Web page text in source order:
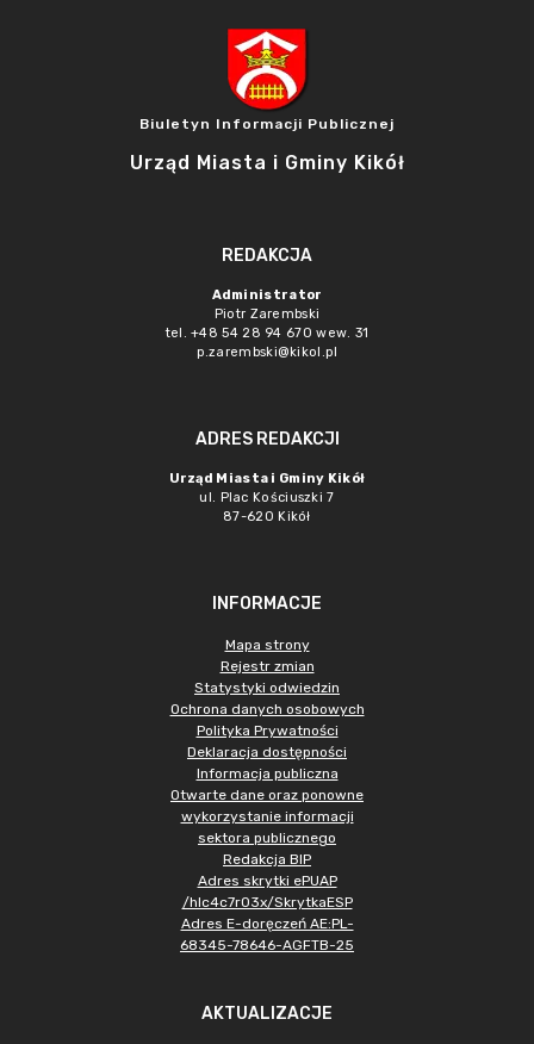
Biuletyn Informacji Publicznej
Urząd Miasta i Gminy Kikół
REDAKCJA
Administrator
Piotr Zarembski
tel. +48 54 28 94 670 wew. 31
p.zarembski@kikol.pl
ADRES REDAKCJI
Urząd Miasta i Gminy Kikół
ul. Plac Kościuszki 7
87-620 Kikół
INFORMACJE
Mapa strony
Rejestr zmian
Statystyki odwiedzin
Ochrona danych osobowych
Polityka Prywatności
Deklaracja dostępności
Informacja publiczna
Otwarte dane oraz ponowne
wykorzystanie informacji
sektora publicznego
Redakcja BIP
Adres skrytki ePUAP
/hlc4c7r03x/SkrytkaESP
Adres E-doręczeń AE:PL-
68345-78646-AGFTB-25
AKTUALIZACJE